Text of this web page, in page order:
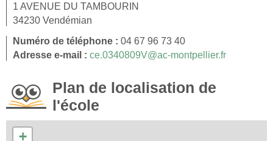
1 AVENUE DU TAMBOURIN
34230 Vendémian
Numéro de téléphone : 04 67 96 73 40
Adresse e-mail : ce.0340809V@ac-montpellier.fr
Plan de localisation de
l'école
+